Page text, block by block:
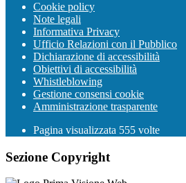
Cookie policy
Note legali
Informativa Privacy
Ufficio Relazioni con il Pubblico
Dichiarazione di accessibilità
Obiettivi di accessibilità
Whistleblowing
Gestione consensi cookie
Amministrazione trasparente
Pagina visualizzata 555 volte
Sezione Copyright